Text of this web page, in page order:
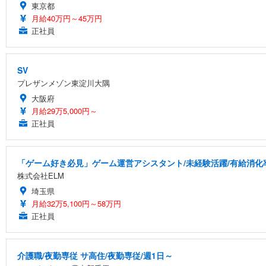
東京都
月給40万円～45万円
正社員
SV
プレザンメゾン東淀川大隅
大阪府
月給29万5,000円～
正社員
「ゲーム好き必見」ゲーム運営アシスタント/未経験活躍/有給消化
株式会社ELM
埼玉県
月給32万5,100円～58万円
正社員
介護職/夜勤専従 サ高住/夜勤専従/週1日～